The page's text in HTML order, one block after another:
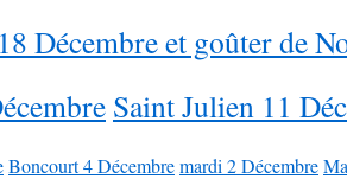
Décembre et goûter de
Saint Julien 11
Boncourt 4 Décembremardi 2 Décembre